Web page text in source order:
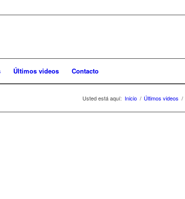
Últimos videos Contacto
Usted está aquí: Inicio / Últimos videos /